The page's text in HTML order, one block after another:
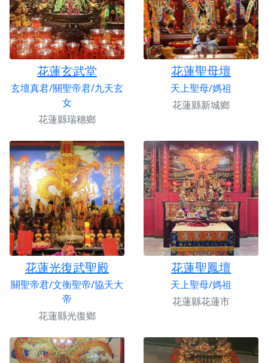
花蓮玄武堂
玄壇真君/關聖帝君/九天玄
女
花蓮縣瑞穗鄉
花蓮聖母壇
天上聖母/媽祖
花蓮縣新城鄉
花蓮光復武聖殿
關聖帝君/文衡聖帝/協天大
帝
花蓮縣光復鄉
花蓮聖鳳壇
天上聖母/媽祖
花蓮縣花蓮市